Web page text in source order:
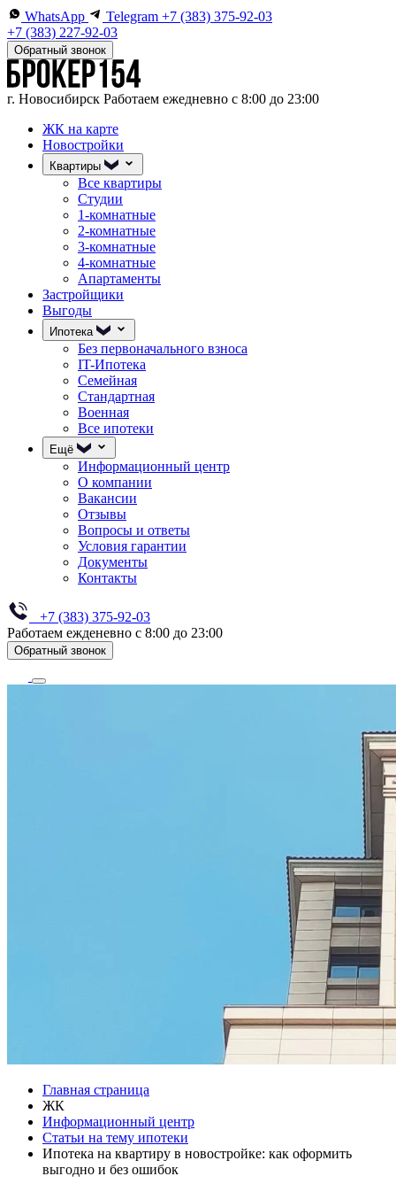
WhatsApp Telegram +7 (383) 375-92-03
+7 (383) 227-92-03
Обратный звонок
г. Новосибирск Работаем ежедневно с 8:00 до 23:00
ЖК на карте
Новостройки
Квартиры
Все квартиры
Студии
1-комнатные
2-комнатные
3-комнатные
4-комнатные
Апартаменты
Застройщики
Выгоды
Ипотека
Без первоначального взноса
IT-Ипотека
Семейная
Стандартная
Военная
Все ипотеки
Ещё
Информационный центр
О компании
Вакансии
Отзывы
Вопросы и ответы
Условия гарантии
Документы
Контакты
+7 (383) 375-92-03
Работаем ежденевно с 8:00 до 23:00
Обратный звонок
Главная страница
ЖК
Информационный центр
Статьи на тему ипотеки
Ипотека на квартиру в новостройке: как оформить
выгодно и без ошибок